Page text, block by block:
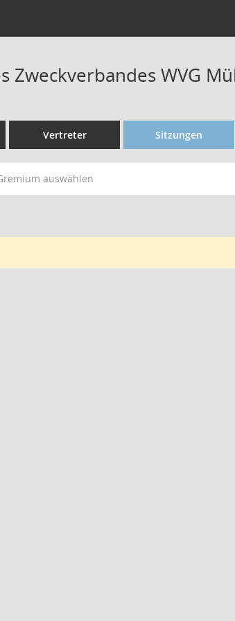
Zweckverbandes WVG
Vertreter Sitzungen
auswählen